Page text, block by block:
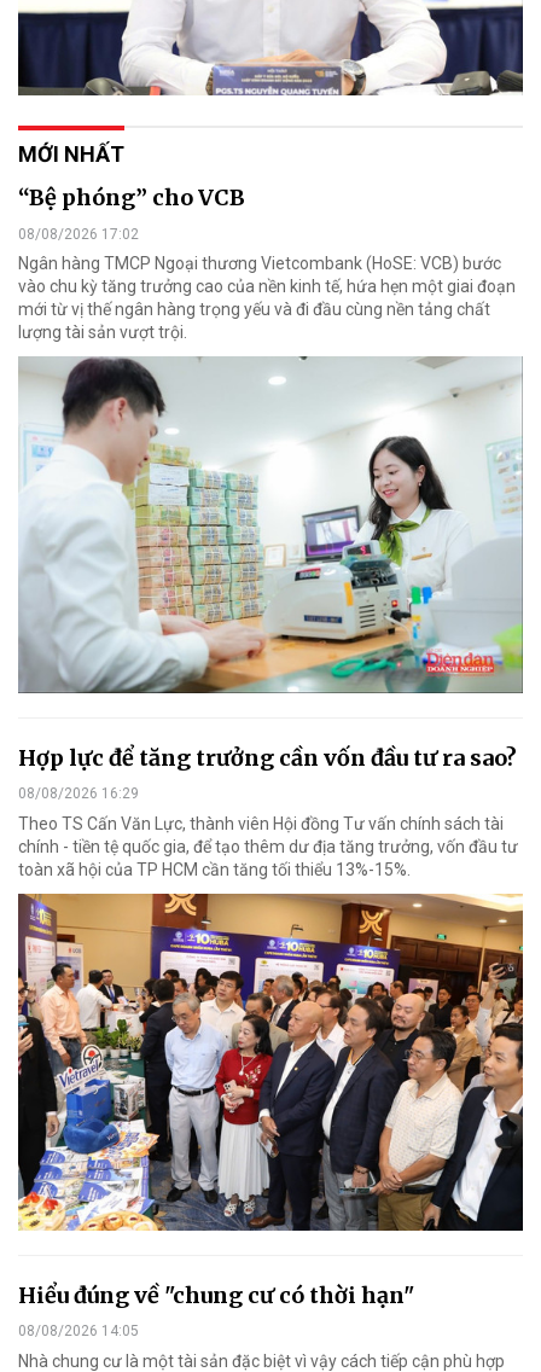
MỚI NHẤT
“Bệ phóng” cho VCB
08/08/2026 17:02
Ngân hàng TMCP Ngoại thương Vietcombank (HoSE: VCB) bước
vào chu kỳ tăng trưởng cao của nền kinh tế, hứa hẹn một giai đoạn
mới từ vị thế ngân hàng trọng yếu và đi đầu cùng nền tảng chất
lượng tài sản vượt trội.
Hợp lực để tăng trưởng cần vốn đầu tư ra sao?
08/08/2026 16:29
Theo TS Cấn Văn Lực, thành viên Hội đồng Tư vấn chính sách tài
chính - tiền tệ quốc gia, để tạo thêm dư địa tăng trưởng, vốn đầu tư
toàn xã hội của TP HCM cần tăng tối thiểu 13%-15%.
Hiểu đúng về "chung cư có thời hạn"
08/08/2026 14:05
Nhà chung cư là một tài sản đặc biệt vì vậy cách tiếp cận phù hợp